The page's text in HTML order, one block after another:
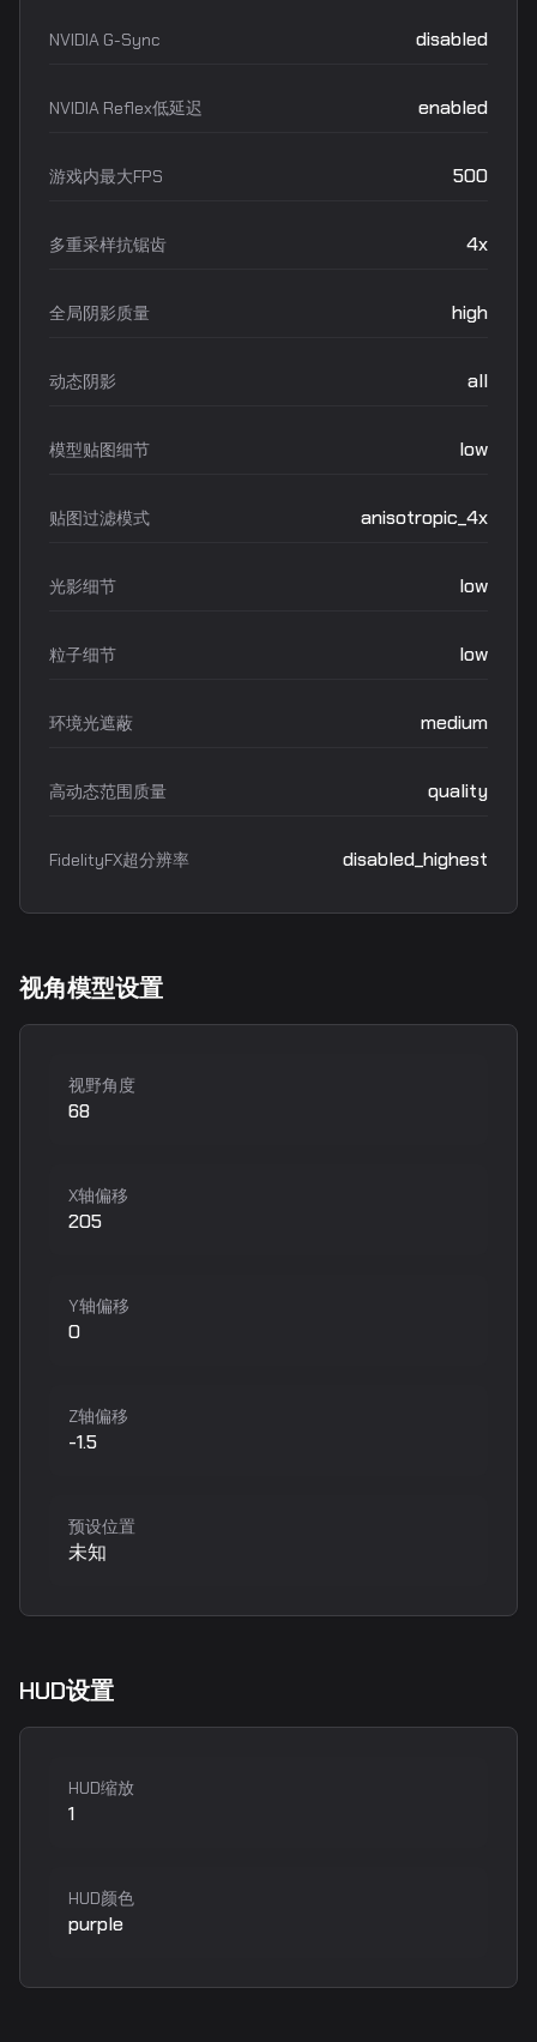
NVIDIA G-Sync disabled
NVIDIA Reflex低延迟 enabled
游戏内最大FPS 500
多重采样抗锯齿 4x
全局阴影质量 high
动态阴影 all
模型贴图细节 low
贴图过滤模式 anisotropic_4x
光影细节 low
粒子细节 low
环境光遮蔽 medium
高动态范围质量 quality
FidelityFX超分辨率 disabled_highest
视角模型设置
视野角度
68
X轴偏移
205
Y轴偏移
0
Z轴偏移
-1.5
预设位置
未知
HUD设置
HUD缩放
1
HUD颜色
purple